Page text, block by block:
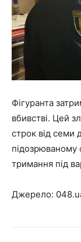
Фігуранта
вбивстві. Цей
строк від семи
підозрюваному
тримання під
Джерело: